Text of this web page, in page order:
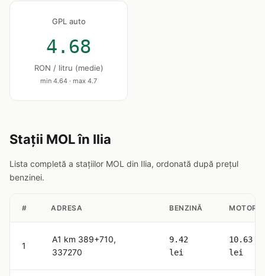
GPL auto
4.68
RON / litru (medie)
min 4.64 · max 4.7
Stații MOL în Ilia
Lista completă a stațiilor MOL din Ilia, ordonată după prețul
benzinei.
# ADRESA BENZINĂ
1
A1 km 389+710,
337270
9.42
lei
10.63
lei